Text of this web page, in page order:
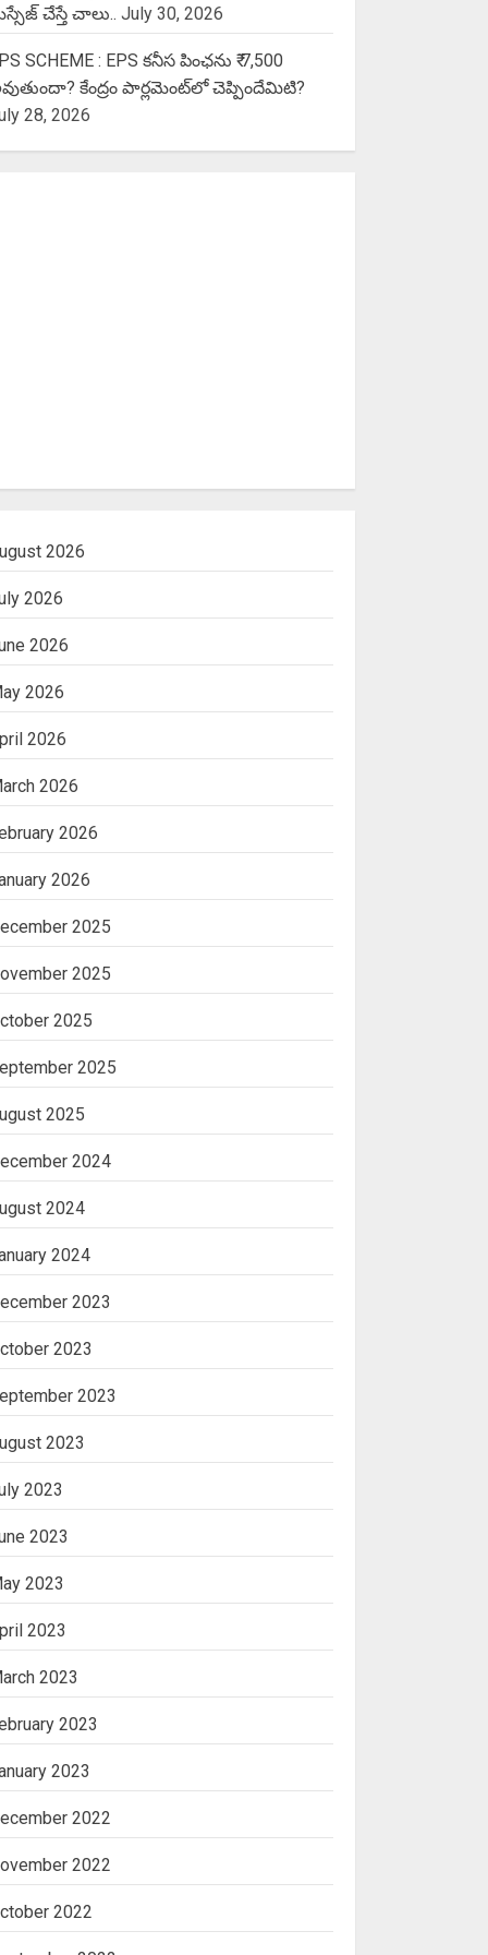
చేస్తే చాలు.. July 30, 2026
SCHEME : EPS కనీస పింఛను ₹ 7,500
కేంద్రం పార్లమెంట్‌లో చెప్పిందేమిటి?
28, 2026
2026
2026
2026
2026
2026
2026
2026
2026
2025
2025
2025
2025
2025
2024
2024
2024
2023
2023
2023
2023
2023
2023
2023
2023
2023
2023
2023
2022
2022
2022